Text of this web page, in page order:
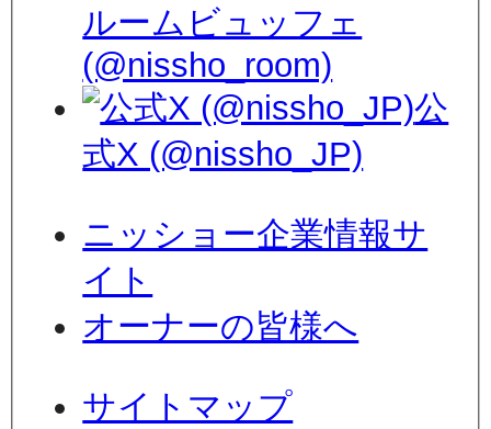
ルームビュッフェ
(@nissho_room)
公
式X (@nissho_JP)
ニッショー企業情報サ
イト
オーナーの皆様へ
サイトマップ